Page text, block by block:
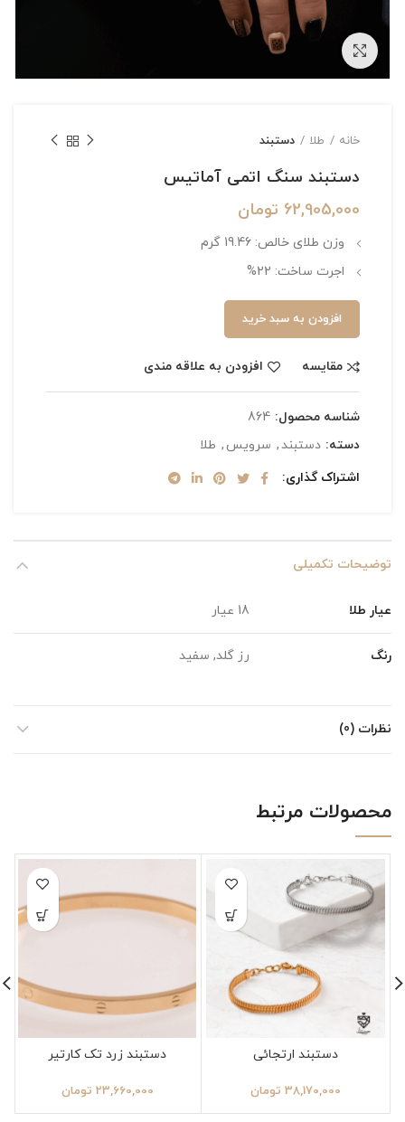
بزرگنمایی تصویر
خانه طلا دستبند
دستبند سنگ اتمی آماتیس
62,905,000 تومان
وزن طلای خالص: 19.46 گرم
اجرت ساخت: 22%
افزودن به سبد خرید
مقایسه افزودن به علاقه مندی
شناسه محصول: 864
دسته: دستبند, سرویس , طلا
اشتراک گذاری
توضیحات تکمیلی
عیار طلا 18 عیار
رنگ رز گلد, سفید
نظرات (0)
محصولات مرتبط
دستبند ارتجائی
38,170,000 تومان
دستبند زرد تک کارتیر
23,660,000 تومان